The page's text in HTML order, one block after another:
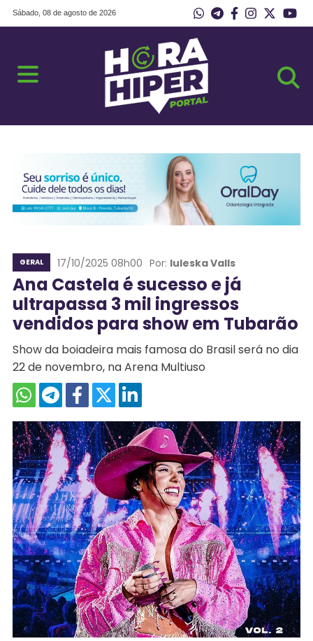
Sábado, 08 de agosto de 2026
GERAL 17/10/2025 08h00 Por: Iuleska Valls
Ana Castela é sucesso e já
ultrapassa 3 mil ingressos
vendidos para show em Tubarão
Show da boiadeira mais famosa do Brasil será no dia
22 de novembro, na Arena Multiuso